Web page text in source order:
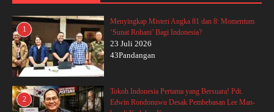
1
Menyingkap Misteri Angka 81 dan 8: Momentum
‘Sunat Rohani’ Bagi Indonesia?
23 Juli 2026
43Pandangan
2
Tokoh Indonesia Pertama yang Bersuara! Pdt.
Edwin Rondonuwu Desak Pembebasan Lee Man-